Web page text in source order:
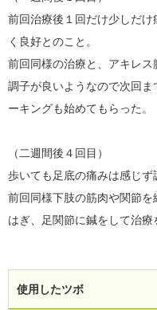
前回治療後１回だけ少しだ
く良好とのこと。
前回同様の治療と、アキレス
調子が良いようなので次回
ーキングも始めてもらった。
（二週間後４回目）
歩いても足底の痛みは感じず
前回同様下肢の筋肉や関節
はぎ、足関節に鍼をして治療
使用したツボ